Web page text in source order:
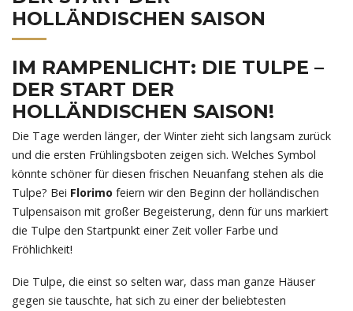
HOLLÄNDISCHEN SAISON
IM RAMPENLICHT: DIE TULPE –
DER START DER
HOLLÄNDISCHEN SAISON!
Die Tage werden länger, der Winter zieht sich langsam zurück
und die ersten Frühlingsboten zeigen sich. Welches Symbol
könnte schöner für diesen frischen Neuanfang stehen als die
Tulpe? Bei Florimo feiern wir den Beginn der holländischen
Tulpensaison mit großer Begeisterung, denn für uns markiert
die Tulpe den Startpunkt einer Zeit voller Farbe und
Fröhlichkeit!
Die Tulpe, die einst so selten war, dass man ganze Häuser
gegen sie tauschte, hat sich zu einer der beliebtesten